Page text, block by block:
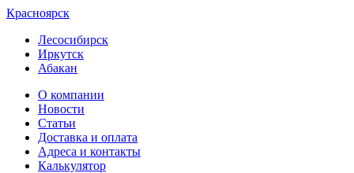
Красноярск
Лесосибирск
Иркутск
Абакан
О компании
Новости
Статьи
Доставка и оплата
Адреса и контакты
Калькулятор